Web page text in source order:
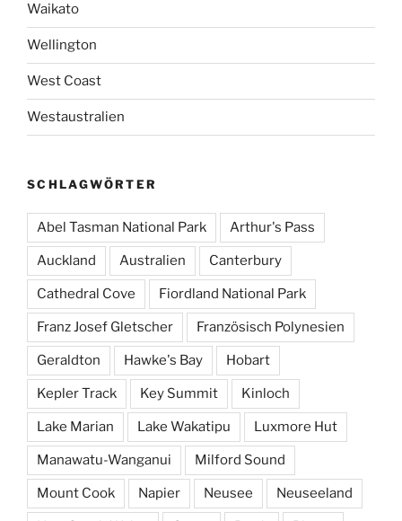
Waikato
Wellington
West Coast
Westaustralien
SCHLAGWÖRTER
Abel Tasman National Park Arthur's Pass
Auckland Australien Canterbury
Cathedral Cove Fiordland National Park
Franz Josef Gletscher Französisch Polynesien
Geraldton Hawke's Bay Hobart
Kepler Track Key Summit Kinloch
Lake Marian Lake Wakatipu Luxmore Hut
Manawatu-Wanganui Milford Sound
Mount Cook Napier Neusee Neuseeland